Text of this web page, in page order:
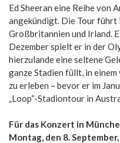
Ed Sheeran eine Reihe von
angekündigt. Die Tour führt
Großbritannien und Irland.
Dezember spielt er in der
hierzulande eine seltene
ganze Stadien füllt, in
zu erleben – bevor er im
„Loop“-Stadiontour in
Für das Konzert in
Montag, den 8.